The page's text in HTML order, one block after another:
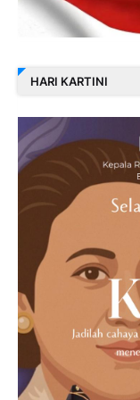
HARI KARTINI